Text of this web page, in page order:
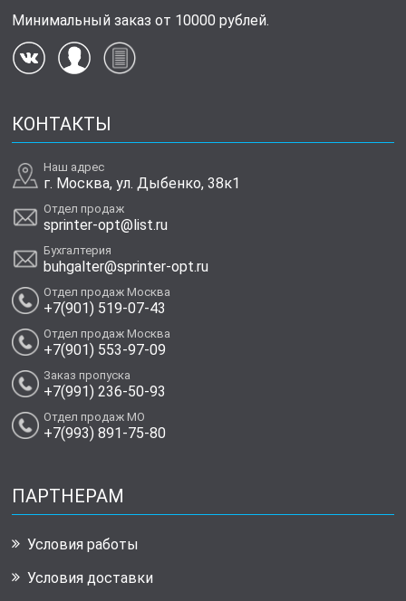
Минимальный заказ от 10000 рублей.
КОНТАКТЫ
Наш адрес
г. Москва, ул. Дыбенко, 38к1
Отдел продаж
sprinter-opt@list.ru
Бухгалтерия
buhgalter@sprinter-opt.ru
Отдел продаж Москва
+7(901) 519-07-43
Отдел продаж Москва
+7(901) 553-97-09
Заказ пропуска
+7(991) 236-50-93
Отдел продаж МО
+7(993) 891-75-80
ПАРТНЕРАМ
Условия работы
Условия доставки